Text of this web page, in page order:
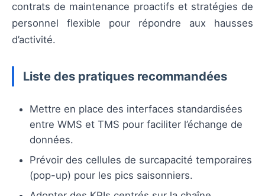
contrats de maintenance proactifs et stratégies de
personnel flexible pour répondre aux hausses
d’activité.
Liste des pratiques recommandées
Mettre en place des interfaces standardisées
entre WMS et TMS pour faciliter l’échange de
données.
Prévoir des cellules de surcapacité temporaires
(pop-up) pour les pics saisonniers.